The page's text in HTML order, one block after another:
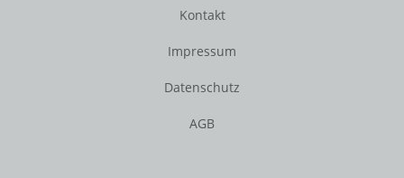
Kontakt
Impressum
Datenschutz
AGB